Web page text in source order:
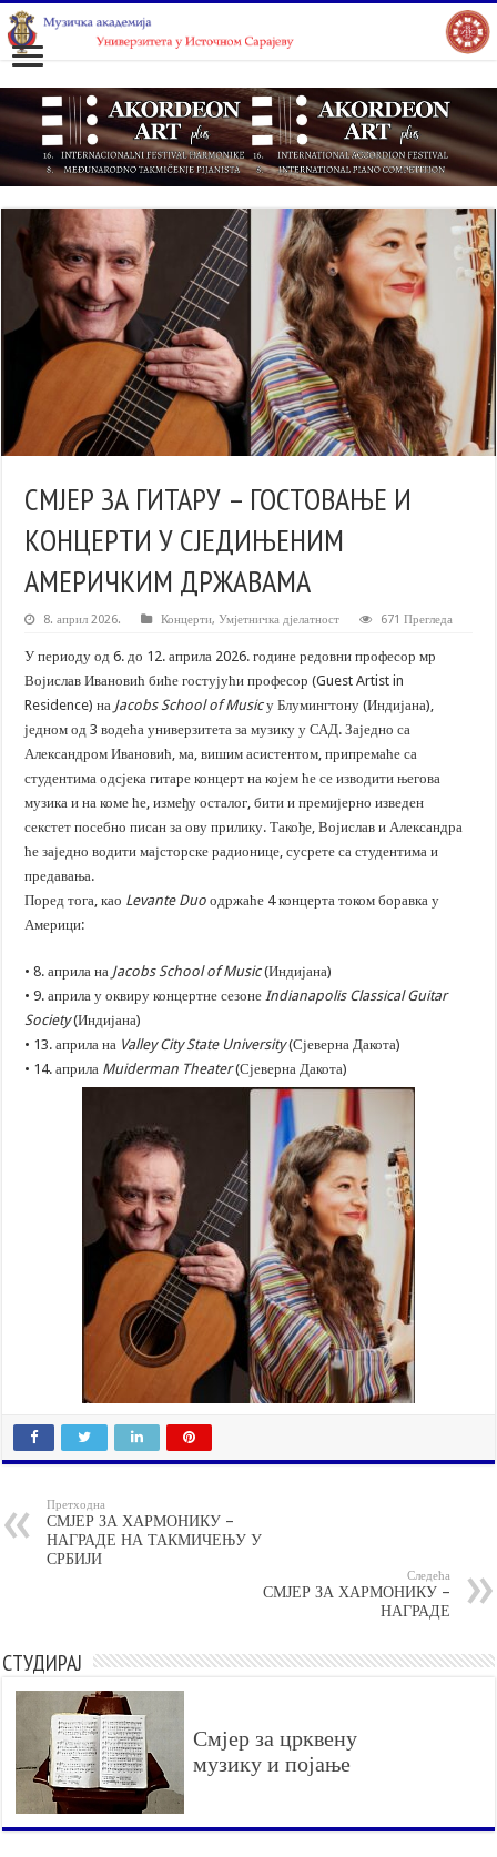
СМЈЕР ЗА ГИТАРУ – ГОСТОВАЊЕ И
КОНЦЕРТИ У СЈЕДИЊЕНИМ
АМЕРИЧКИМ ДРЖАВАМА
8. април 2026. Концерти,Умјетничка дјелатност 671 Прегледа
У периоду од 6. до 12. априла 2026. године редовни професор мр
Војислав Ивановић биће гостујући професор (Guest Artist in
Residence) на Jacobs School of Musicу Блумингтону (Индијана),
једном од 3 водећа универзитета за музику у САД. Заједно са
Александром Ивановић, ма, вишим асистентом, припремаће са
студентима одсјека гитаре концерт на којем ће се изводити његова
музика и на коме ће, између осталог, бити и премијерно изведен
секстет посебно писан за ову прилику. Такође, Војислав и Александра
ће заједно водити мајсторске радионице, сусрете са студентима и
предавања.
Поред тога, као Levante Duo одржаће 4 концерта током боравка у
Америци:
• 8. априла на Jacobs School of Music(Индијана)
• 9. априла у оквиру концертне сезоне Indianapolis Classical Guitar
Society(Индијана)
• 13. априла на Valley City State University(Сјеверна Дакота)
• 14. априла Muiderman Theater(Сјеверна Дакота)
Претходна
СМЈЕР ЗА ХАРМОНИКУ –
НАГРАДЕ НА ТАКМИЧЕЊУ У
СРБИЈИ
Следећа
СМЈЕР ЗА ХАРМОНИКУ –
НАГРАДЕ
СТУДИРАЈ
Смјер за црквену
музику и појање